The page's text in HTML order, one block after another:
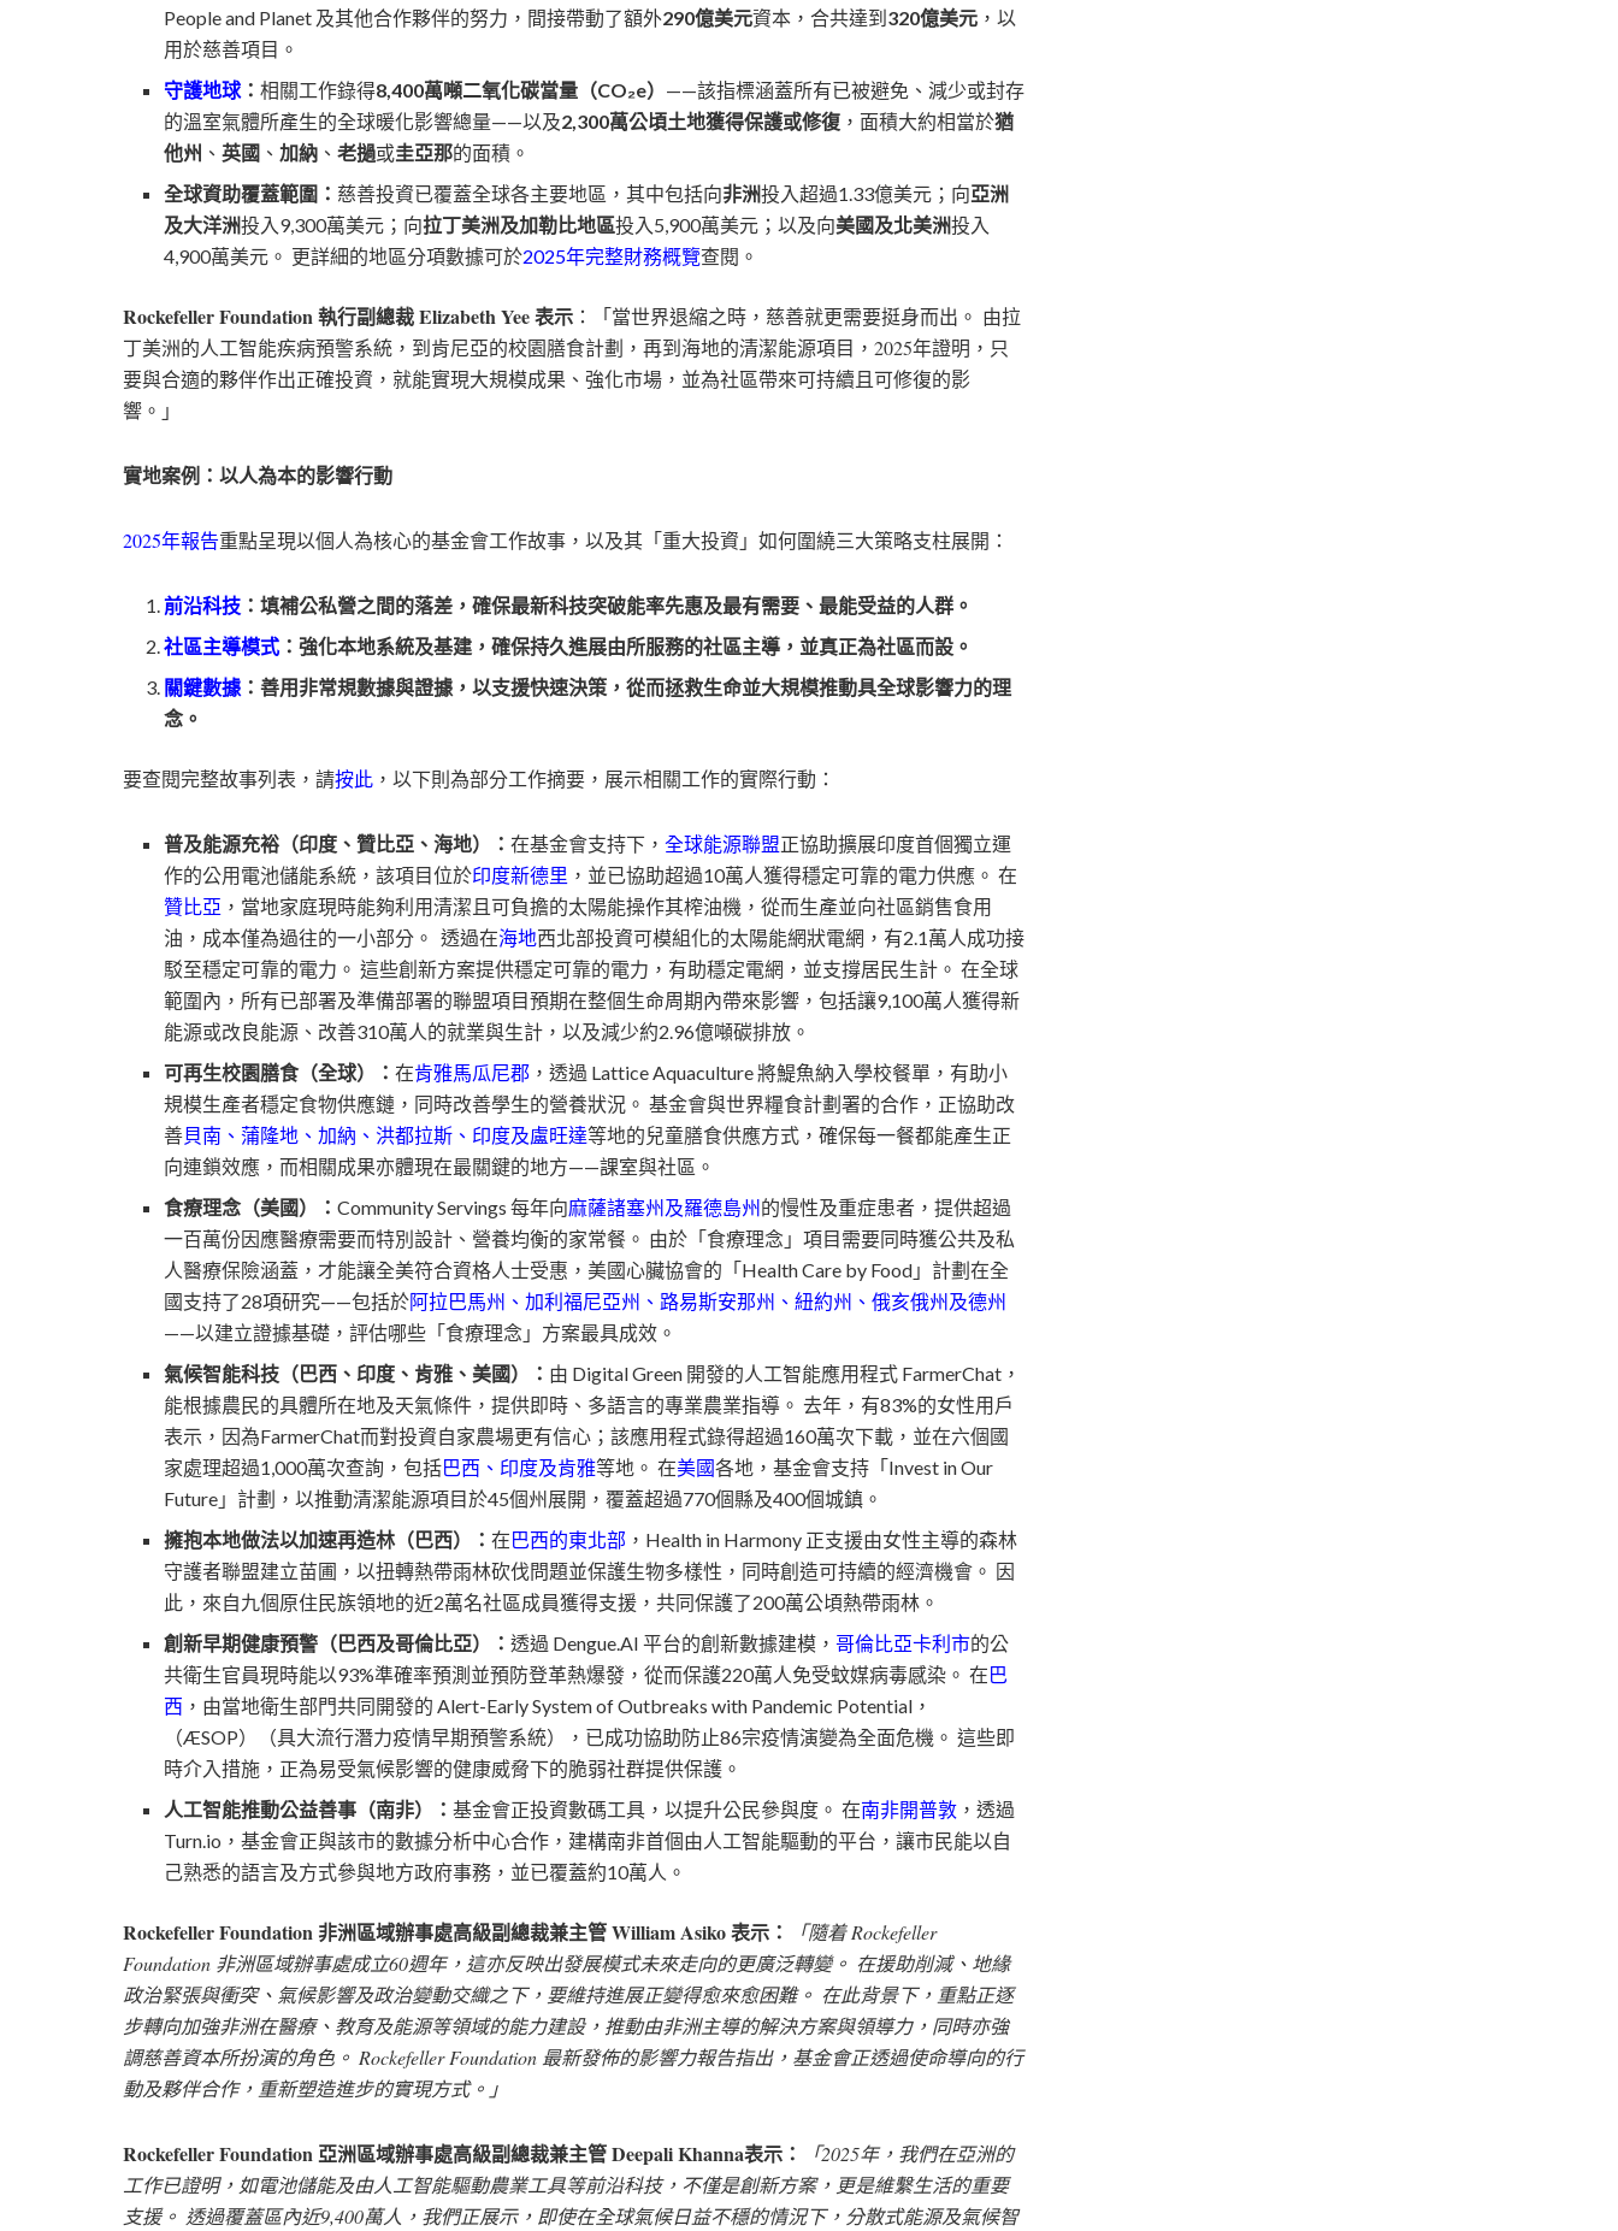
People and Planet 及其他合作夥伴的努力，間接帶動了額外290億美元資本，合共達到 320億美元 ，以
用於慈善項目。
守護地球 ：相關工作錄得8,400萬噸二氧化碳當量（CO₂e） ——該指標涵蓋所有已被避免、減少或封存
的溫室氣體所產生的全球暖化影響總量——以及2,300萬公頃土地獲得保護或修復 ，面積大約相當於猶
他州 、英國 、加納 、老撾或圭亞那的面積。
全球資助覆蓋範圍： 慈善投資已覆蓋全球各主要地區，其中包括向非洲投入超過1.33億美元；向亞洲
及大洋洲投入9,300萬美元；向拉丁美洲及加勒比地區投入5,900萬美元；以及向美國及北美洲投入
4,900萬美元。 更詳細的地區分項數據可於2025年完整財務概覽查閱。
Rockefeller Foundation 執行副總裁 Elizabeth Yee表示 ：「當世界退縮之時，慈善就更需要挺身而出。 由拉
丁美洲的人工智能疾病預警系統，到肯尼亞的校園膳食計劃，再到海地的清潔能源項目，2025年證明，只
要與合適的夥伴作出正確投資，就能實現大規模成果、強化市場，並為社區帶來可持續且可修復的影
響。」
實地案例：以人為本的影響行動
2025年報告重點呈現以個人為核心的基金會工作故事，以及其「重大投資」如何圍繞三大策略支柱展開：
前沿科技 ：填補公私營之間的落差，確保最新科技突破能率先惠及最有需要、最能受益的人群。
社區主導模式 ：強化本地系統及基建，確保持久進展由所服務的社區主導，並真正為社區而設。
關鍵數據 ：善用非常規數據與證據，以支援快速決策，從而拯救生命並大規模推動具全球影響力的理
念。
要查閱完整故事列表，請按此 ，以下則為部分工作摘要，展示相關工作的實際行動：
普及能源充裕（印度、贊比亞、海地）：在基金會支持下，全球能源聯盟正協助擴展印度首個獨立運
作的公用電池儲能系統，該項目位於印度新德里 ，並已協助超過10萬人獲得穩定可靠的電力供應。 在
贊比亞 ，當地家庭現時能夠利用清潔且可負擔的太陽能操作其榨油機，從而生產並向社區銷售食用
油，成本僅為過往的一小部分。 透過在海地西北部投資可模組化的太陽能網狀電網，有2.1萬人成功接
駁至穩定可靠的電力。 這些創新方案提供穩定可靠的電力，有助穩定電網，並支撐居民生計。 在全球
範圍內，所有已部署及準備部署的聯盟項目預期在整個生命周期內帶來影響，包括讓9,100萬人獲得新
能源或改良能源、改善310萬人的就業與生計，以及減少約2.96億噸碳排放。
可再生校園膳食（全球）：在肯雅馬瓜尼郡 ，透過 Lattice Aquaculture 將鯷魚納入學校餐單，有助小
規模生產者穩定食物供應鏈，同時改善學生的營養狀況。 基金會與世界糧食計劃署的合作，正協助改
善貝南、蒲隆地、加納、洪都拉斯、印度及盧旺達等地的兒童膳食供應方式，確保每一餐都能產生正
向連鎖效應，而相關成果亦體現在最關鍵的地方——課室與社區。
食療理念（美國）：Community Servings 每年向麻薩諸塞州及羅德島州 的慢性及重症患者，提供超過
一百萬份因應醫療需要而特別設計、營養均衡的家常餐。 由於「食療理念」項目需要同時獲公共及私
人醫療保險涵蓋，才能讓全美符合資格人士受惠，美國心臟協會的「Health Care by Food」計劃在全
國支持了28項研究——包括於阿拉巴馬州、加利福尼亞州、路易斯安那州、紐約州、俄亥俄州及德州
——以建立證據基礎，評估哪些「食療理念」方案最具成效。
氣候智能科技（巴西、印度、肯雅、美國）： 由 Digital Green 開發的人工智能應用程式 FarmerChat，
能根據農民的具體所在地及天氣條件，提供即時、多語言的專業農業指導。 去年，有83%的女性用戶
表示，因為FarmerChat而對投資自家農場更有信心；該應用程式錄得超過160萬次下載，並在六個國
家處理超過1,000萬次查詢，包括巴西、印度及肯雅等地。 在美國各地，基金會支持「Invest in Our
Future」計劃，以推動清潔能源項目於45個州展開，覆蓋超過770個縣及400個城鎮。
擁抱本地做法以加速再造林（巴西）：在 巴西的東北部 ，Health in Harmony 正支援由女性主導的森林
守護者聯盟建立苗圃，以扭轉熱帶雨林砍伐問題並保護生物多樣性，同時創造可持續的經濟機會。 因
此，來自九個原住民族領地的近2萬名社區成員獲得支援，共同保護了200萬公頃熱帶雨林。
創新早期健康預警（巴西及哥倫比亞）：透過 Dengue.AI 平台的創新數據建模，哥倫比亞卡利市的公
共衛生官員現時能以93%準確率預測並預防登革熱爆發，從而保護220萬人免受蚊媒病毒感染。 在 巴
西 ，由當地衛生部門共同開發的 Alert-Early System of Outbreaks with Pandemic Potential，
（ÆSOP）（具大流行潛力疫情早期預警系統），已成功協助防止86宗疫情演變為全面危機。 這些即
時介入措施，正為易受氣候影響的健康威脅下的脆弱社群提供保護。
人工智能推動公益善事（南非）：基金會正投資數碼工具，以提升公民參與度。 在南非開普敦 ，透過
Turn.io，基金會正與該市的數據分析中心合作，建構南非首個由人工智能驅動的平台，讓市民能以自
己熟悉的語言及方式參與地方政府事務，並已覆蓋約10萬人。
Rockefeller Foundation 非洲區域辦事處高級副總裁兼主管 William Asiko 表示：
「隨着 Rockefeller
Foundation 非洲區域辦事處成立60週年，這亦反映出發展模式未來走向的更廣泛轉變。 在援助削減、地緣
政治緊張與衝突、氣候影響及政治變動交織之下，要維持進展正變得愈來愈困難。 在此背景下，重點正逐
步轉向加強非洲在醫療、教育及能源等領域的能力建設，推動由非洲主導的解決方案與領導力，同時亦強
調慈善資本所扮演的角色。 Rockefeller Foundation 最新發佈的影響力報告指出，基金會正透過使命導向的行
動及夥伴合作，重新塑造進步的實現方式。」
Rockefeller Foundation 亞洲區域辦事處高級副總裁兼主管 Deepali Khanna表示：
「2025年，我們在亞洲的
工作已證明，如電池儲能及由人工智能驅動農業工具等前沿科技，不僅是創新方案，更是維繫生活的重要
支援。 透過覆蓋區內近9,400萬人，我們正展示，即使在全球氣候日益不穩的情況下，分散式能源及氣候智